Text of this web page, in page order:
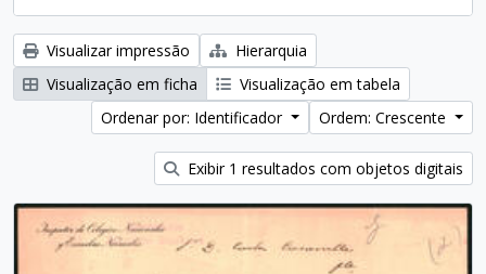
Visualizar impressão
Hierarquia
Visualização em ficha
Visualização em tabela
Ordenar por: Identificador
Ordem: Crescente
Exibir 1 resultados com objetos digitais